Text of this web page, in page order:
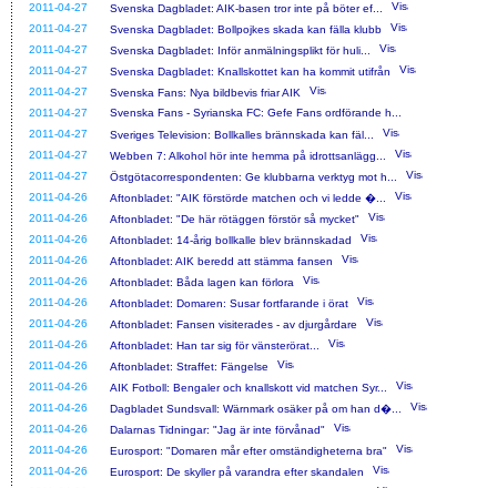
2011-04-27
Svenska Dagbladet: AIK-basen tror inte på böter ef...
2011-04-27
Svenska Dagbladet: Bollpojkes skada kan fälla klubb
2011-04-27
Svenska Dagbladet: Inför anmälningsplikt för huli...
2011-04-27
Svenska Dagbladet: Knallskottet kan ha kommit utifrån
2011-04-27
Svenska Fans: Nya bildbevis friar AIK
2011-04-27
Svenska Fans - Syrianska FC: Gefe Fans ordförande h...
2011-04-27
Sveriges Television: Bollkalles brännskada kan fäl...
2011-04-27
Webben 7: Alkohol hör inte hemma på idrottsanlägg...
2011-04-27
Östgötacorrespondenten: Ge klubbarna verktyg mot h...
2011-04-26
Aftonbladet: "AIK förstörde matchen och vi ledde �...
2011-04-26
Aftonbladet: "De här rötäggen förstör så mycket"
2011-04-26
Aftonbladet: 14-årig bollkalle blev brännskadad
2011-04-26
Aftonbladet: AIK beredd att stämma fansen
2011-04-26
Aftonbladet: Båda lagen kan förlora
2011-04-26
Aftonbladet: Domaren: Susar fortfarande i örat
2011-04-26
Aftonbladet: Fansen visiterades - av djurgårdare
2011-04-26
Aftonbladet: Han tar sig för vänsterörat...
2011-04-26
Aftonbladet: Straffet: Fängelse
2011-04-26
AIK Fotboll: Bengaler och knallskott vid matchen Syr...
2011-04-26
Dagbladet Sundsvall: Wärnmark osäker på om han d�...
2011-04-26
Dalarnas Tidningar: "Jag är inte förvånad"
2011-04-26
Eurosport: "Domaren mår efter omständigheterna bra"
2011-04-26
Eurosport: De skyller på varandra efter skandalen